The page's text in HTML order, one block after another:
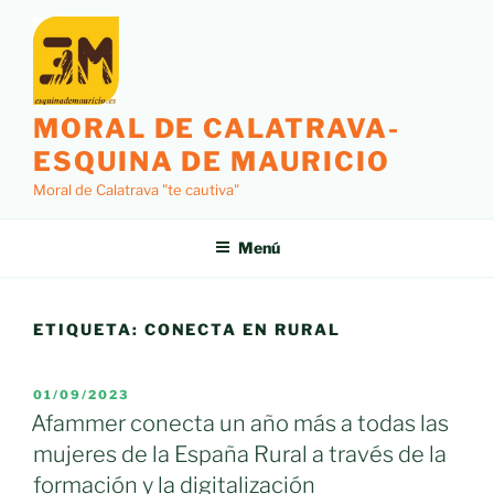
contenido
MORAL DE CALATRAVA-
ESQUINA DE MAURICIO
Moral de Calatrava "te cautiva"
Menú
ETIQUETA: CONECTA EN RURAL
PUBLICADO
EL
01/09/2023
Afammer conecta un año más a todas las
mujeres de la España Rural a través de la
formación y la digitalización